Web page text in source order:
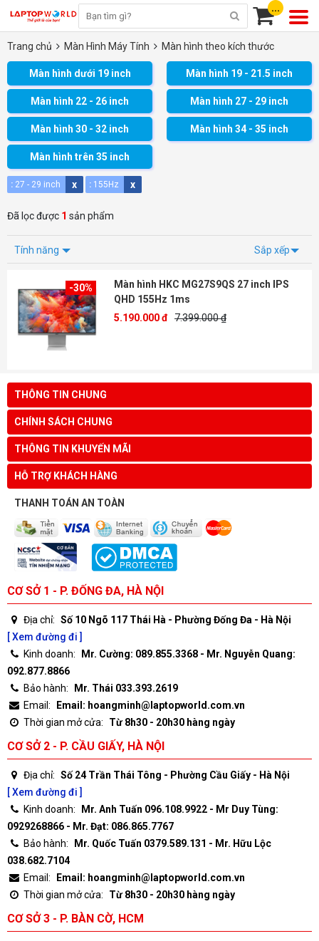
...
Trang chủ Màn Hình Máy Tính Màn hình theo kích thước
Màn hình dưới 19 inch Màn hình 19 - 21.5 inch
Màn hình 22 - 26 inch Màn hình 27 - 29 inch
Màn hình 30 - 32 inch Màn hình 34 - 35 inch
Màn hình trên 35 inch
: 27 - 29 inch x : 155Hz x
Đã lọc được 1 sản phẩm
Tính năng Sắp xếp
-30%
Màn hình HKC MG27S9QS 27 inch IPS
QHD 155Hz 1ms
5.190.000 đ 7.399.000 ₫
THÔNG TIN CHUNG
CHÍNH SÁCH CHUNG
THÔNG TIN KHUYẾN MÃI
HỖ TRỢ KHÁCH HÀNG
THANH TOÁN AN TOÀN
CƠ SỞ 1 - P. ĐỐNG ĐA, HÀ NỘI
Địa chỉ: Số 10 Ngõ 117 Thái Hà - Phường Đống Đa - Hà Nội
[ Xem đường đi ]
Kinh doanh:
Mr. Cường: 089.855.3368 - Mr. Nguyễn Quang:
092.877.8866
Bảo hành:
Mr. Thái 033.393.2619
Email:
Email: hoangminh@laptopworld.com.vn
Thời gian mở cửa:
Từ 8h30 - 20h30 hàng ngày
CƠ SỞ 2 - P. CẦU GIẤY, HÀ NỘI
Địa chỉ: Số 24 Trần Thái Tông - Phường Cầu Giấy - Hà Nội
[ Xem đường đi ]
Kinh doanh:
Mr. Anh Tuấn 096.108.9922 - Mr Duy Tùng:
0929268866 - Mr. Đạt: 086.865.7767
Bảo hành:
Mr. Quốc Tuấn 0379.589.131 - Mr. Hữu Lộc
038.682.7104
Email:
Email: hoangminh@laptopworld.com.vn
Thời gian mở cửa:
Từ 8h30 - 20h30 hàng ngày
CƠ SỞ 3 - P. BÀN CỜ, HCM